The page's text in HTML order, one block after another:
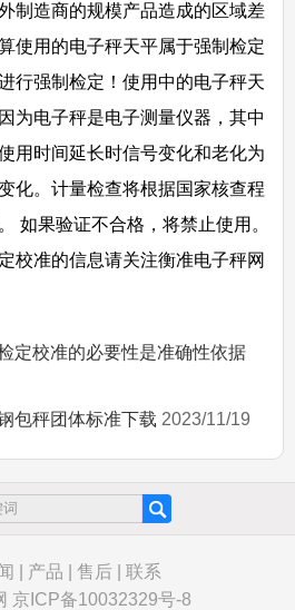
制造商的规模产品造成的区域差
使用的电子秤天平属于强制检定
行强制检定！ 使用中的电子秤天
为电子秤是电子测量仪器，其中
用时间延长时信号变化和老化为
化。计量检查将根据国家核查程
如果验证不合格，将禁止使用。
校准的信息请关注衡准电子秤网
定校准的必要性是准确性依据
包秤团体标准下载 2023/11/19
产品 售后
联系
京ICP备10032329号-8